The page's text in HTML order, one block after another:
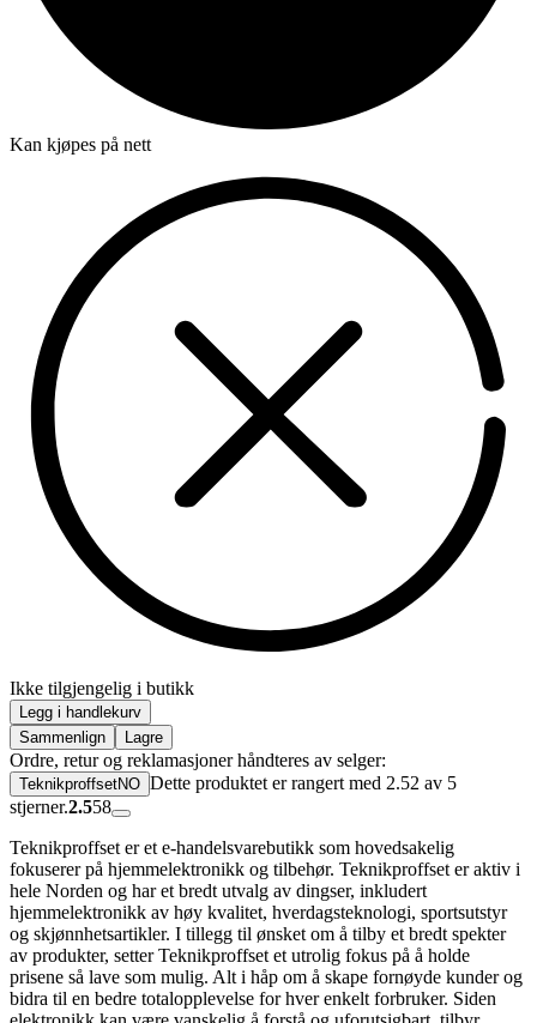
Kan kjøpes på nett
Ikke tilgjengelig i butikk
Legg i handlekurv
Sammenlign
Lagre
Ordre, retur og reklamasjoner håndteres av selger:
TeknikproffsetNO Dette produktet er rangert med 2.52 av 5
stjerner.2.558
Teknikproffset er et e-handelsvarebutikk som hovedsakelig
fokuserer på hjemmelektronikk og tilbehør. Teknikproffset er aktiv i
hele Norden og har et bredt utvalg av dingser, inkludert
hjemmelektronikk av høy kvalitet, hverdagsteknologi, sportsutstyr
og skjønnhetsartikler. I tillegg til ønsket om å tilby et bredt spekter
av produkter, setter Teknikproffset et utrolig fokus på å holde
prisene så lave som mulig. Alt i håp om å skape fornøyde kunder og
bidra til en bedre totalopplevelse for hver enkelt forbruker. Siden